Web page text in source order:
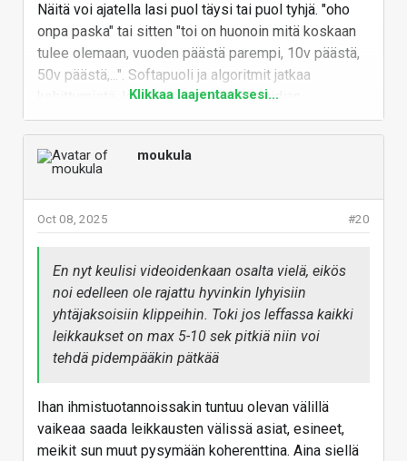
Pitääpä kuitenkin kaivaa ainakin tuo kohtaus
esille mikä on generoitu. Näkeepä sitten.
Näitä voi ajatella lasi puol täysi tai puol tyhjä. "oho
onpa paska" tai sitten "toi on huonoin mitä koskaan
tulee olemaan, vuoden päästä parempi, 10v päästä,
50v päästä,...". Softapuoli ja algoritmit jatkaa
kehittymistä, loppuvuodesta 2026 nvidian
rubin+rubin cpx ja amd:n mi450 jotka puskevat rautaa
merkittävästi eteenpäin. Talven aikana nvidian
gb300:en mikä myös puskee asioita eteenpäin.
saati sitten 50v lasit kun 50v sitten meillä ei edes
ollut kotitietokonetta, 30v sitten hyvin harvalla
"internet" kotona, 25v sitten internet kuvittiin
peruttavan ja se oli siinä(dot.com kupla.
Vastaa
Klikkaa laajentaaksesi...
moukula
#20
Oct 08, 2025
En nyt keulisi videoidenkaan osalta vielä, eikös
noi edelleen ole rajattu hyvinkin lyhyisiin
yhtäjaksoisiin klippeihin. Toki jos leffassa kaikki
leikkaukset on max 5-10 sek pitkiä niin voi
tehdä pidempääkin pätkää
Ihan ihmistuotannoissakin tuntuu olevan välillä
vaikeaa saada leikkausten välissä asiat, esineet,
meikit sun muut pysymään koherenttina. Aina siellä